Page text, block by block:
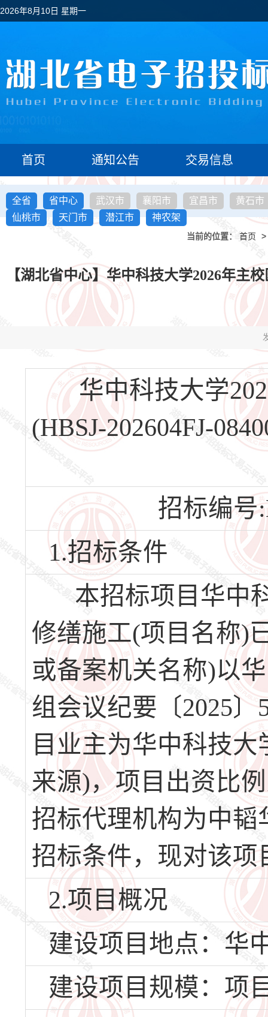
2026年8月10日 星期一
首页 通知公告 交易信息
全省 省中心 武汉市 襄阳市 宜昌市
黄石市
仙桃市
天门市 潜江市 神农架
当前的位置： 首页 >
【湖北省中心】华中科技大学2026年主
华中科技大学
(HBSJ-202604FJ-
招标编号
1.招标条件
本招标项目华中
修缮施工(项目名称)
或备案机关名称)以
组会议纪要〔2025
目业主为华中科技
来源)，项目出资比
招标代理机构为中
招标条件，现对该
2.项目概况
建设项目地点：华
建设项目规模：项